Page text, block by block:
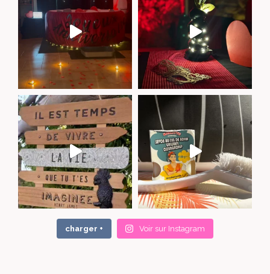
charger + Voir sur Instagram